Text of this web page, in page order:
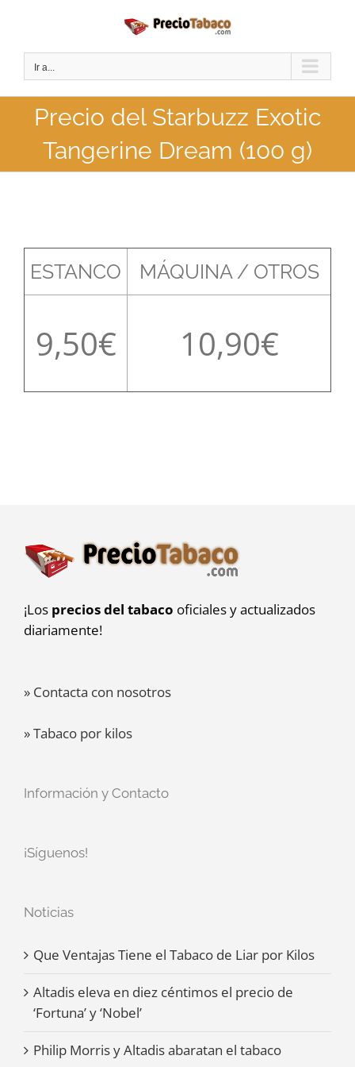
contenido
Ir a...
Precio del Starbuzz Exotic
Tangerine Dream (100 g)
ESTANCO MÁQUINA / OTROS
9,50 10,90
¡Los precios del tabaco oficiales y actualizados
diariamente!
» Contacta con nosotros
» Tabaco por kilos
Información y Contacto
¡Síguenos!
Noticias
Que Ventajas Tiene el Tabaco de Liar por Kilos
Altadis eleva en diez céntimos el precio de
‘Fortuna’ y ‘Nobel’
Philip Morris y Altadis abaratan el tabaco